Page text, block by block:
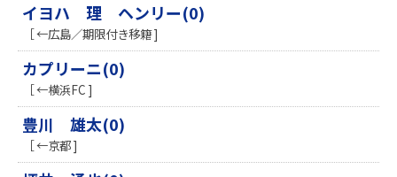
イヨハ 理 ヘンリー(0)
［ ←広島／期限付き移籍 ]
カプリーニ(0)
［ ←横浜FC ]
豊川 雄太(0)
［ ←京都 ]